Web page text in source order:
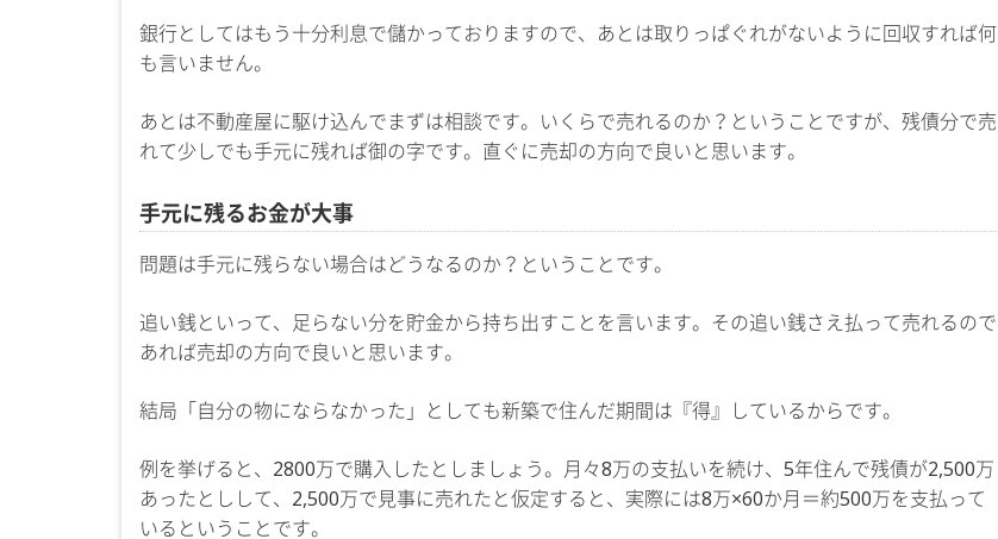
銀行としてはもう十分利息で儲かっておりますので、あとは取りっぱぐれがないように回収すれば何
も言いません。
あとは不動産屋に駆け込んでまずは相談です。いくらで売れるのか？ということですが、残債分で売
れて少しでも手元に残れば御の字です。直ぐに売却の方向で良いと思います。
手元に残るお金が大事
問題は手元に残らない場合はどうなるのか？ということです。
追い銭といって、足らない分を貯金から持ち出すことを言います。その追い銭さえ払って売れるので
あれば売却の方向で良いと思います。
結局「自分の物にならなかった」としても新築で住んだ期間は『得』しているからです。
例を挙げると、2800万で購入したとしましょう。月々8万の支払いを続け、5年住んで残債が2,500万
あったとしして、2,500万で見事に売れたと仮定すると、実際には8万×60か月＝約500万を支払って
いるということです。